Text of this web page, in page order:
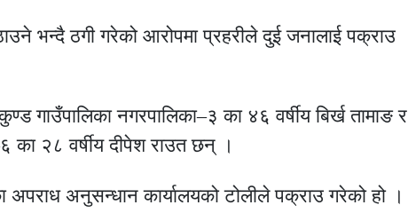
भन्दै ठगी गरेको आरोपमा प्रहरीले दुई जनालाई पक्राउ
गाउँपालिका नगरपालिका–३ का ४६ वर्षीय बिर्ख तामाङ र
का २८ वर्षीय दीपेश राउत छन् ।
अपराध अनुसन्धान कार्यालयको टोलीले पक्राउ गरेको हो ।